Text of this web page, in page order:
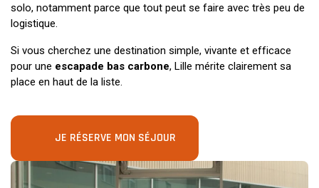
solo, notamment parce que tout peut se faire avec très peu de
logistique.
Si vous cherchez une destination simple, vivante et efficace
pour une escapade bas carbone, Lille mérite clairement sa
place en haut de la liste.
JE RÉSERVE MON SÉJOUR